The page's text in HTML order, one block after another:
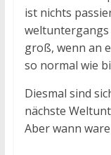
ist nichts
weltuntergangs
groß, wenn an
so normal wie
Diesmal sind
nächste
Aber wann